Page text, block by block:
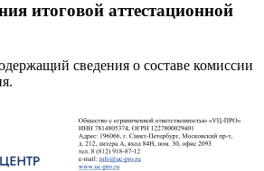
итоговой аттестационной
сведения о составе комиссии